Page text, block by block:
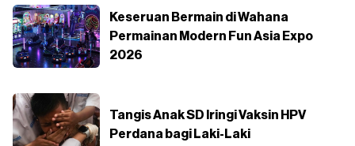
Keseruan Bermain di Wahana
Permainan Modern Fun Asia Expo
2026
Tangis Anak SD Iringi Vaksin HPV
Perdana bagi Laki-Laki